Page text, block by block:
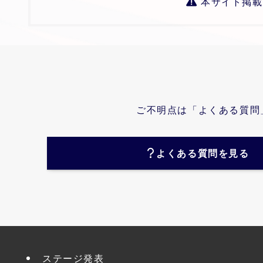
ご不明点は「よくある質
よくある質問を見る
ステージ発表